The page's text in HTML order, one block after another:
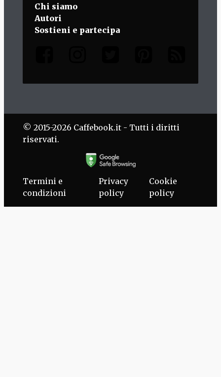
Chi siamo
Autori
Sostieni e partecipa
© 2015-2026 Caffebook.it - Tutti i diritti
riservati.
Termini e
condizioni
Privacy
policy
Cookie
policy